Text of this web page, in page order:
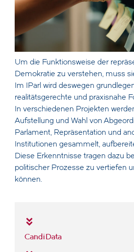
CandiData
Um die Funktionsweise der
Demokratie zu verstehen, muss
Im IParl wird deswegen
realitätsgerechte und praxisnahe
In verschiedenen Projekten
Aufstellung und Wahl von
Parlament, Repräsentation und
Institutionen gesammelt,
Diese Erkenntnisse tragen dazu
politischer Prozesse zu vertiefen
können.